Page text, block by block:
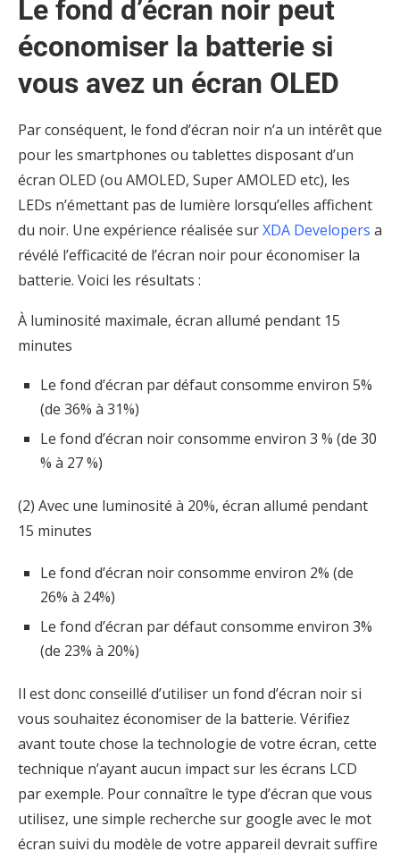
Le fond d’écran noir peut
économiser la batterie si
vous avez un écran OLED
Par conséquent, le fond d’écran noir n’a un intérêt que
pour les smartphones ou tablettes disposant d’un
écran OLED (ou AMOLED, Super AMOLED etc), les
LEDs n’émettant pas de lumière lorsqu’elles affichent
du noir. Une expérience réalisée surXDA Developers a
révélé l’efficacité de l’écran noir pour économiser la
batterie. Voici les résultats :
À luminosité maximale, écran allumé pendant 15
minutes
Le fond d’écran par défaut consomme environ 5%
(de 36% à 31%)
Le fond d’écran noir consomme environ 3 % (de 30
% à 27 %)
(2) Avec une luminosité à 20%, écran allumé pendant
15 minutes
Le fond d’écran noir consomme environ 2% (de
26% à 24%)
Le fond d’écran par défaut consomme environ 3%
(de 23% à 20%)
Il est donc conseillé d’utiliser un fond d’écran noir si
vous souhaitez économiser de la batterie. Vérifiez
avant toute chose la technologie de votre écran, cette
technique n’ayant aucun impact sur les écrans LCD
par exemple. Pour connaître le type d’écran que vous
utilisez, une simple recherche sur google avec le mot
écran suivi du modèle de votre appareil devrait suffire